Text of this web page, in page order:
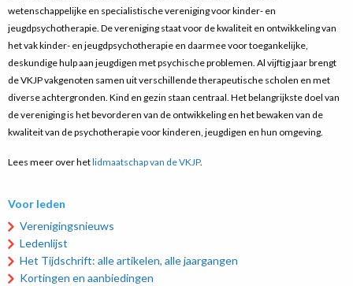
wetenschappelijke en specialistische vereniging voor kinder- en
jeugdpsychotherapie. De vereniging staat voor de kwaliteit en ontwikkeling van
het vak kinder- en jeugdpsychotherapie en daarmee voor toegankelijke,
deskundige hulp aan jeugdigen met psychische problemen. Al vijftig jaar brengt
de VKJP vakgenoten samen uit verschillende therapeutische scholen en met
diverse achtergronden. Kind en gezin staan centraal. Het belangrijkste doel van
de vereniging is het bevorderen van de ontwikkeling en het bewaken van de
kwaliteit van de psychotherapie voor kinderen, jeugdigen en hun omgeving.
Lees meer over hetlidmaatschap van de VKJP.
Voor leden
Verenigingsnieuws
Ledenlijst
Het Tijdschrift: alle artikelen, alle jaargangen
Kortingen en aanbiedingen